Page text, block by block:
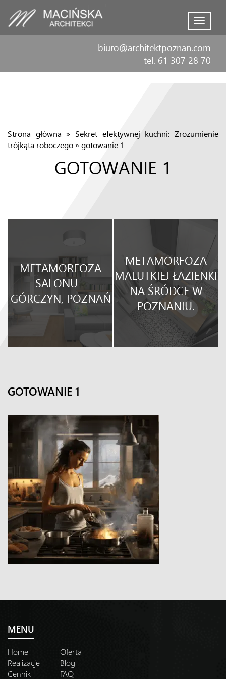
Menu
biuro@architektpoznan.com
tel. 61 307 28 70
Strona główna » Sekret efektywnej kuchni: Zrozumienie
trójkąta roboczego »gotowanie 1
GOTOWANIE 1
METAMORFOZA
SALONU –
GÓRCZYN, POZNAŃ
METAMORFOZA
MALUTKIEJ ŁAZIENKI
NA ŚRÓDCE W
POZNANIU.
GOTOWANIE 1
MENU
Home
Oferta
Realizacje
Blog
Cennik
FAQ